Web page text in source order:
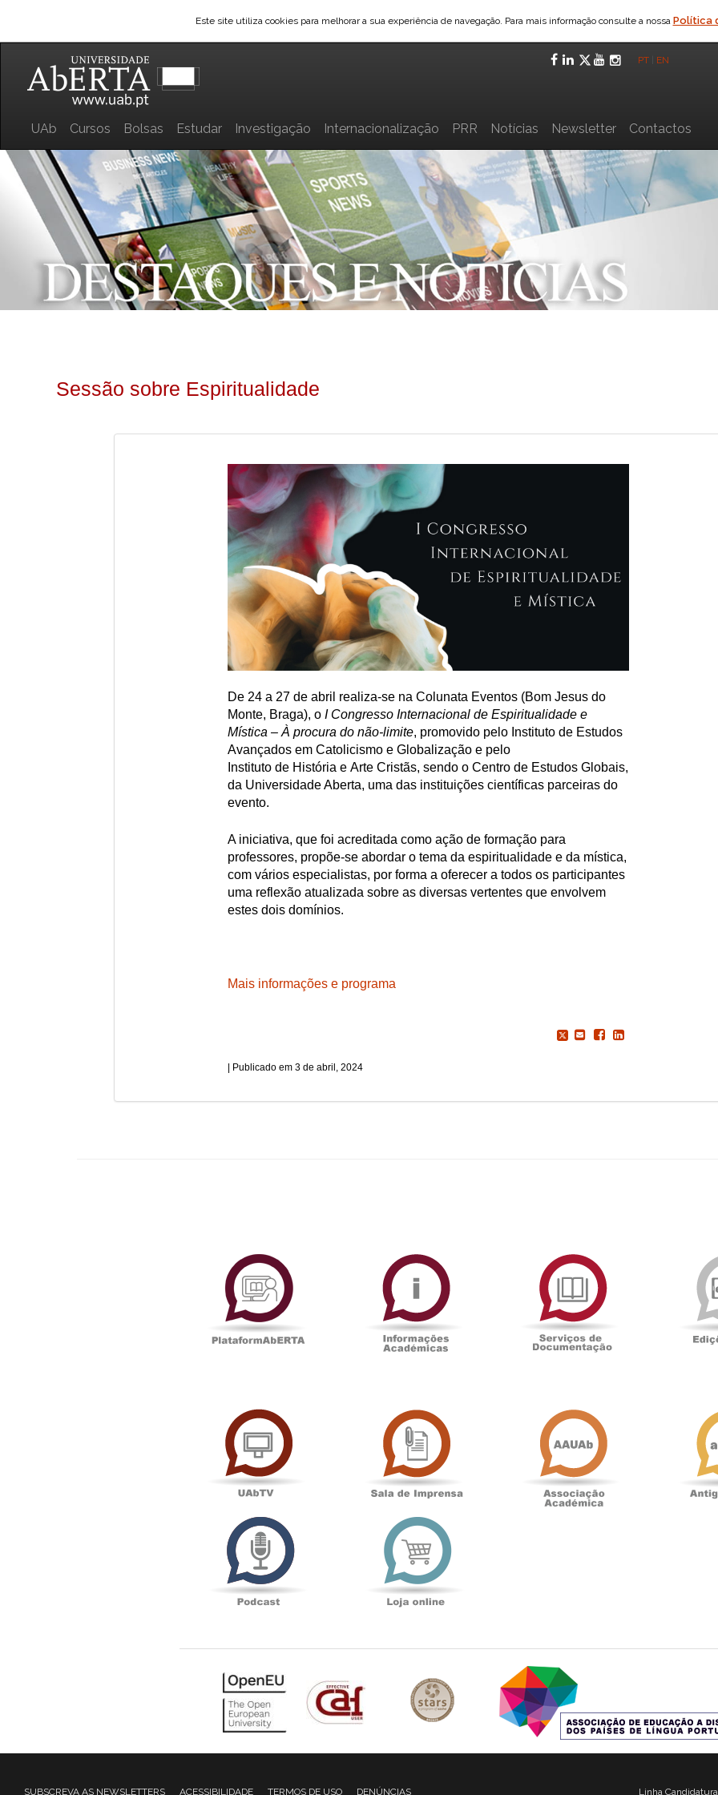
Este site utiliza cookies para melhorar a sua experiência de navegação. Para mais informação consulte a nossa Política
Facebook
LinkedIn
Twitter
YouTube
PT EN
UAb Cursos Bolsas Estudar Investigação Internacionalização PRR Notícias Newsletter Contactos
Sessão sobre Espiritualidade
De 24 a 27 de abril realiza-se na Colunata Eventos (Bom Jesus do
Monte, Braga), o I Congresso Internacional de Espiritualidade e
Mística – À procura do não-limite, promovido pelo Instituto de Estudos
Avançados em Catolicismo e Globalização e pelo
Instituto de História e Arte Cristãs, sendo o Centro de Estudos Globais,
da Universidade Aberta, uma das instituições científicas parceiras do
evento.
A iniciativa, que foi acreditada como ação de formação para
professores, propõe-se abordar o tema da espiritualidade e da mística,
com vários especialistas, por forma a oferecer a todos os participantes
uma reflexão atualizada sobre as diversas vertentes que envolvem
estes dois domínios.
Mais informações e programa
3 de abril, 2024
PlataformAberta
Académicas
SUBSCREVA AS NEWSLETTERS ACESSIBILIDADE TERMOS DE USO DENÚNCIAS Linha